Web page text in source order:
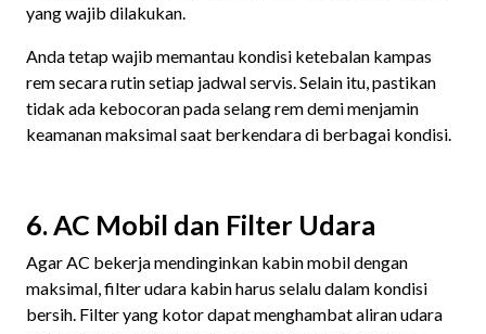
yang wajib dilakukan.
Anda tetap wajib memantau kondisi ketebalan kampas
rem secara rutin setiap jadwal servis. Selain itu, pastikan
tidak ada kebocoran pada selang rem demi menjamin
keamanan maksimal saat berkendara di berbagai kondisi.
6. AC Mobil dan Filter Udara
Agar AC bekerja mendinginkan kabin mobil dengan
maksimal, filter udara kabin harus selalu dalam kondisi
bersih. Filter yang kotor dapat menghambat aliran udara